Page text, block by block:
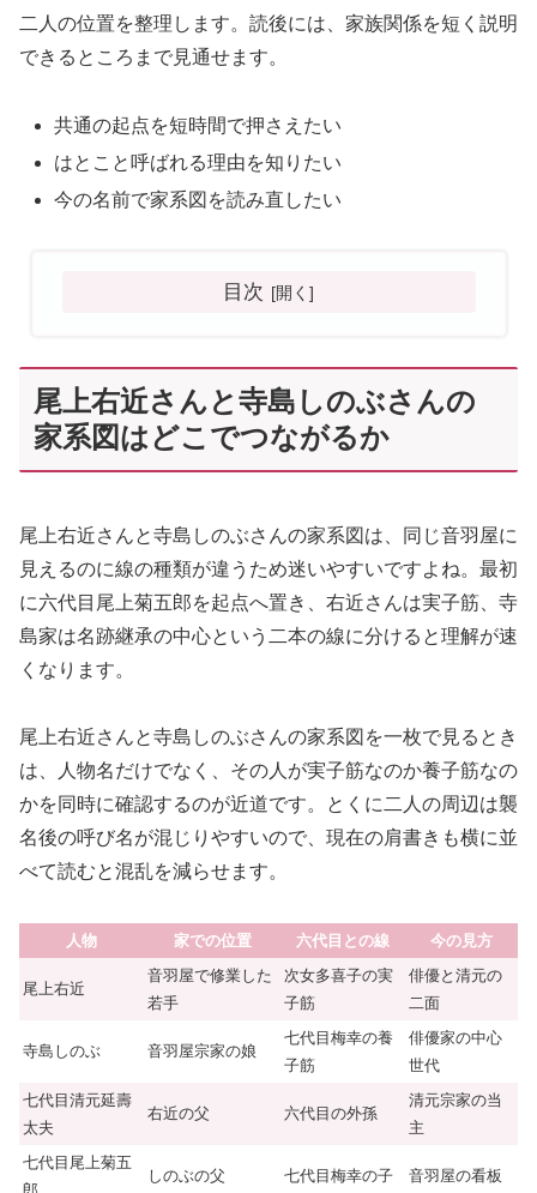
二人の位置を整理します。読後には、家族関係を短く説明
できるところまで見通せます。
共通の起点を短時間で押さえたい
はとこと呼ばれる理由を知りたい
今の名前で家系図を読み直したい
目次
尾上右近さんと寺島しのぶさんの
家系図はどこでつながるか
尾上右近さんと寺島しのぶさんの家系図は、同じ音羽屋に
見えるのに線の種類が違うため迷いやすいですよね。最初
に六代目尾上菊五郎を起点へ置き、右近さんは実子筋、寺
島家は名跡継承の中心という二本の線に分けると理解が速
くなります。
尾上右近さんと寺島しのぶさんの家系図を一枚で見るとき
は、人物名だけでなく、その人が実子筋なのか養子筋なの
かを同時に確認するのが近道です。とくに二人の周辺は襲
名後の呼び名が混じりやすいので、現在の肩書きも横に並
べて読むと混乱を減らせます。
人物 家での位置 六代目との線 今の見方
尾上右近
音羽屋で修業した
若手
次女多喜子の実
子筋
俳優と清元の
二面
寺島しのぶ 音羽屋宗家の娘
七代目梅幸の養
子筋
俳優家の中心
世代
七代目清元延壽
太夫
右近の父 六代目の外孫
清元宗家の当
主
七代目尾上菊五
しのぶの父 七代目梅幸の子 音羽屋の看板